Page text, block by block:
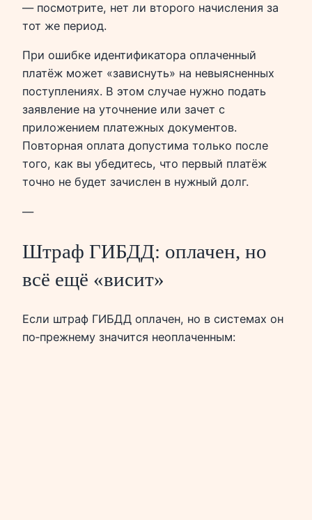
— посмотрите, нет ли второго начисления за
тот же период.
При ошибке идентификатора оплаченный
платёж может «зависнуть» на невыясненных
поступлениях. В этом случае нужно подать
заявление на уточнение или зачет с
приложением платежных документов.
Повторная оплата допустима только после
того, как вы убедитесь, что первый платёж
точно не будет зачислен в нужный долг.
—
Штраф ГИБДД: оплачен, но
всё ещё «висит»
Если штраф ГИБДД оплачен, но в системах он
по‑прежнему значится неоплаченным: